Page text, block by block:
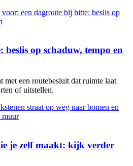
op schaduw, tempo en
met een routebesluit dat ruimte laat
of uitstellen.
je zelf maakt: kijk verder